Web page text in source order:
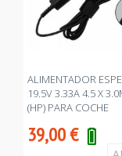
ALIMENTADOR
19.5V 3.33A 4.5 X
(HP) PARA COCHE
39,00€